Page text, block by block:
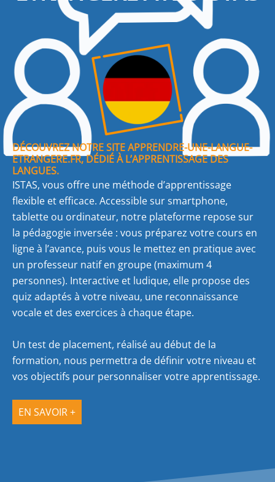
DÉCOUVREZ NOTRE SITE APPRENDRE-UNE-LANGUE-
ETRANGERE.FR, DÉDIÉ À L’APPRENTISSAGE DES
LANGUES.
ISTAS, vous offre une méthode d’apprentissage
flexible et efficace. Accessible sur smartphone,
tablette ou ordinateur, notre plateforme repose sur
la pédagogie inversée : vous préparez votre cours en
ligne à l’avance, puis vous le mettez en pratique avec
un professeur natif en groupe (maximum 4
personnes). Interactive et ludique, elle propose des
quiz adaptés à votre niveau, une reconnaissance
vocale et des exercices à chaque étape.
Un test de placement, réalisé au début de la
formation, nous permettra de définir votre niveau et
vos objectifs pour personnaliser votre apprentissage.
EN SAVOIR +